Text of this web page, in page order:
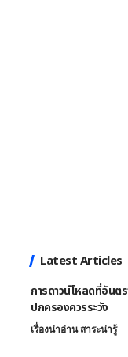
Latest Articles
การดาวน์โหลดที่อันต
ปกครองควรระวัง
เรื่องน่าอ่าน สาระน่ารู้